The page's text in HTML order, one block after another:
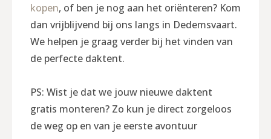
kopen, of ben je nog aan het oriënteren? Kom
dan vrijblijvend bij ons langs in Dedemsvaart.
We helpen je graag verder bij het vinden van
de perfecte daktent.
PS: Wist je dat we jouw nieuwe daktent
gratis monteren? Zo kun je direct zorgeloos
de weg op en van je eerste avontuur